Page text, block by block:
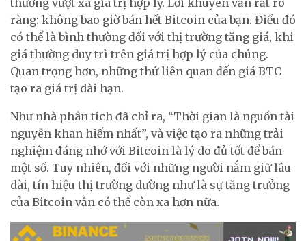
thường vượt xa giá trị hợp lý. Lời khuyên vẫn rất rõ
ràng: không bao giờ bán hết Bitcoin của bạn. Điều đó
có thể là bình thường đối với thị trường tăng giá, khi
giá thường duy trì trên giá trị hợp lý của chúng.
Quan trọng hơn, những thứ liên quan đến giá BTC
tạo ra giá trị dài hạn.
Như nhà phân tích đã chỉ ra, “Thời gian là nguồn tài
nguyên khan hiếm nhất”, và việc tạo ra những trải
nghiệm đáng nhớ với Bitcoin là lý do đủ tốt để bán
một số. Tuy nhiên, đối với những người nắm giữ lâu
dài, tín hiệu thị trường dường như là sự tăng trưởng
của Bitcoin vẫn có thể còn xa hơn nữa.